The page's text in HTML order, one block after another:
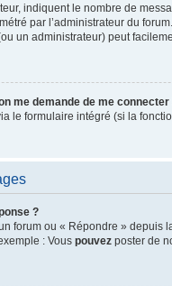
indiquent le nombre de
par l’administrateur du
un administrateur) peut
me demande de me connecter
le formulaire intégré (si la
?
forum ou « Répondre »
: Vous pouvez poster de